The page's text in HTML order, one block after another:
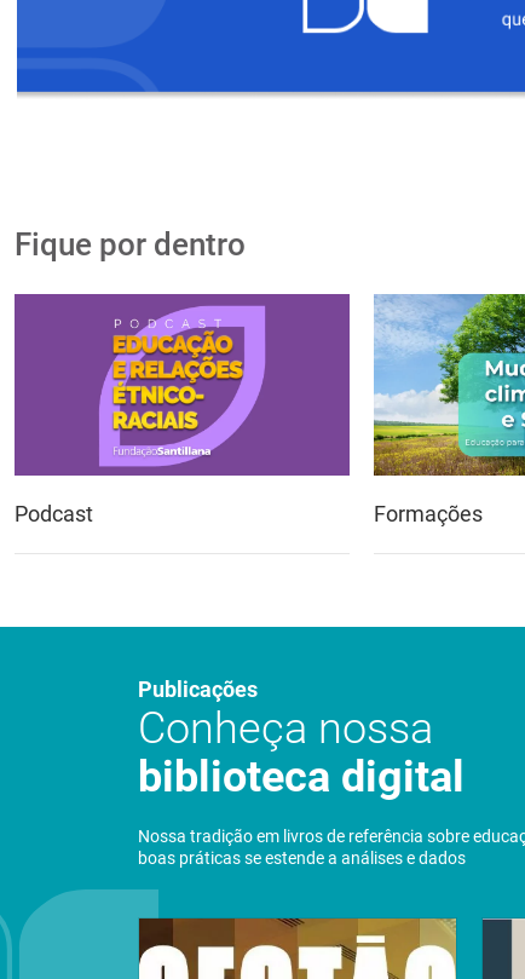
Fique por dentro
Podcast Formações
Publicações
Conheça nossa
biblioteca digital
Nossa tradição em livros de referência sobre
boas práticas se estende a análises e dados